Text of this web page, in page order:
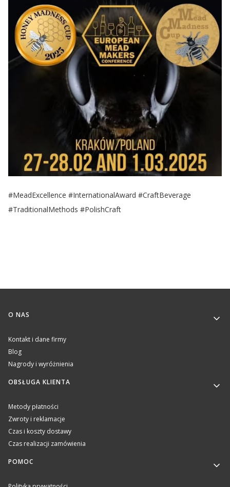
#MeadExcellence #InternationalAward #CraftBeverage
#TraditionalMethods #PolishCraft
Linki w stopce
O NAS
Kontakt i dane firmy
Blog
Nagrody i wyróżnienia
OBSŁUGA KLIENTA
Metody płatności
Zwroty i reklamacje
Czas i koszty dostawy
Czas realizacji zamówienia
POMOC